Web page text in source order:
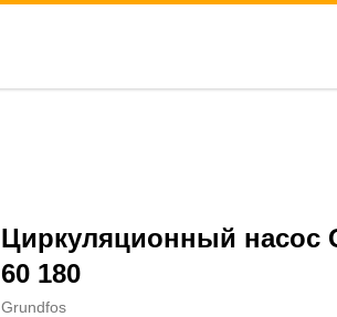
Циркуляционный насос
60 180
Grundfos